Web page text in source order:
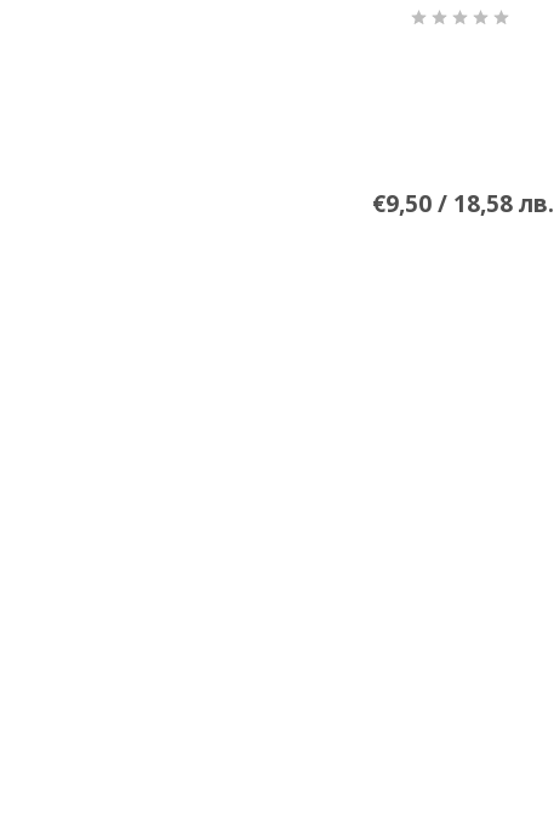
€9,50 / 18,58 лв.